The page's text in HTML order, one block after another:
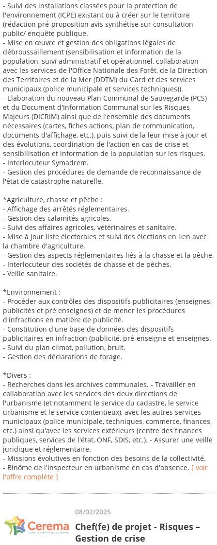
- Suivi des installations classées pour la protection de
l'environnement (ICPE) existant ou à créer sur le territoire
(rédaction pré-proposition avis synthétise sur consultation
public/ enquête publique.
- Mise en œuvre et gestion des obligations légales de
débroussaillement (sensibilisation et information de la
population, suivi administratif et opérationnel, collaboration
avec les services de l'Office Nationale des Forêt, de la Direction
des Territoires et de la Mer (DDTM) du Gard et des services
municipaux (police municipale et services techniques)).
- Elaboration du nouveau Plan Communal de Sauvegarde (PCS)
et du Document d'Information Communal sur les Risques
Majeurs (DICRIM) ainsi que de l'ensemble des documents
nécessaires (cartes, fiches actions, plan de communication,
documents d'affichage, etc.), puis suivi de la leur mise à jour et
des évolutions, coordination de l'action en cas de crise et
sensibilisation et information de la population sur les risques.
- Interlocuteur Symadrem.
- Gestion des procédures de demande de reconnaissance de
l'état de catastrophe naturelle.
*Agriculture, chasse et pêche :
- Affichage des arrêtés réglementaires.
- Gestion des calamités agricoles.
- Suivi des affaires agricoles, vétérinaires et sanitaire.
- Mise à jour liste électorales et suivi des élections en lien avec
la chambre d'agriculture.
- Gestion des aspects réglementaires liés à la chasse et la pêche.
- Interlocuteur des sociétés de chasse et de pêches.
- Veille sanitaire.
*Environnement :
- Procéder aux contrôles des dispositifs publicitaires (enseignes,
publicités et pré enseignes) et de mener les procédures
d'infractions en matière de publicité.
- Constitution d'une base de données des dispositifs
publicitaires en infraction (publicité, pré-enseigne et enseignes.
- Suivi du plan climat, pollution, bruit.
- Gestion des déclarations de forage.
*Divers :
- Recherches dans les archives communales. - Travailler en
collaboration avec les services des deux directions de
l'urbanisme (et notamment le service du cadastre, le service
urbanisme et le service contentieux), avec les autres services
municipaux (police municipale, techniques, commerce, finances,
etc.) ainsi qu'avec les services extérieurs (centre des finances
publiques, services de l'état, ONF, SDIS, etc.). - Assurer une veille
juridique et réglementaire.
- Missions évolutives en fonction des besoins de la collectivité.
- Binôme de l'inspecteur en urbanisme en cas d'absence. [ voir
l'offre complète ]
08/02/2025
Chef(fe) de projet - Risques –
Gestion de crise